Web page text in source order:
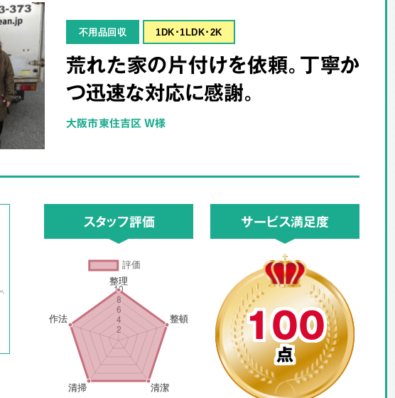
不用品回収 1DK･1LDK･2K
荒れた家の片付けを依頼。丁寧か
つ迅速な対応に感謝。
大阪市東住吉区 W様
スタッフ評価 サービス満足度
100
点